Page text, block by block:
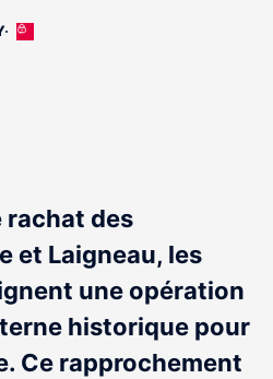
Cet
rachat des
et Laigneau, les
une opération
historique pour
Ce rapprochement